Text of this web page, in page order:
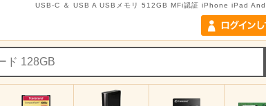
USB-C ＆ USB A USBメモリ 512GB MFi認証 iPhone iPad